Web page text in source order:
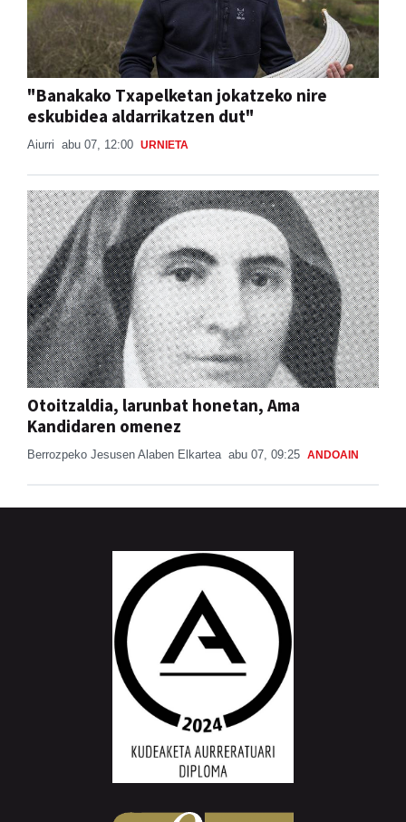
"Banakako Txapelketan jokatzeko nire
eskubidea aldarrikatzen dut"
Aiurri abu 07, 12:00 URNIETA
Otoitzaldia, larunbat honetan, Ama
Kandidaren omenez
Berrozpeko Jesusen Alaben Elkartea abu 07, 09:25 ANDOAIN